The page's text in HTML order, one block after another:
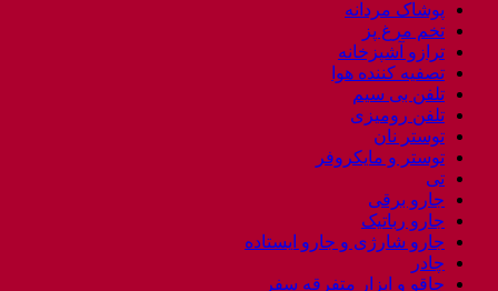
پوشاک مردانه
تخم مرغ پز
ترازو آشپزخانه
تصفیه کننده هوا
تلفن بی سیم
تلفن رومیزی
توستر نان
توستر و مایکروفر
تی
جارو برقی
جارو رباتیک
جارو شارژی و جارو ایستاده
چادر
چاقو و ابزار متفرقه سفر